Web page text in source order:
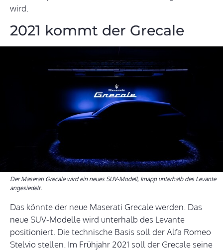
wird.
2021 kommt der Grecale
Der Maserati Grecale wird ein neues SUV-Modell, knapp unterhalb des Levante
angesiedelt.
Das könnte der neue Maserati Grecale werden. Das
neue SUV-Modelle wird unterhalb des Levante
positioniert. Die technische Basis soll der Alfa Romeo
Stelvio stellen. Im Frühjahr 2021 soll der Grecale seine